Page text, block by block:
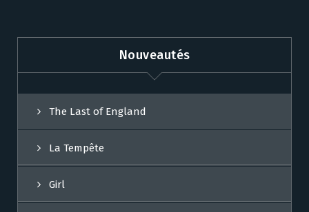
Nouveautés
The Last of England
La Tempête
Girl